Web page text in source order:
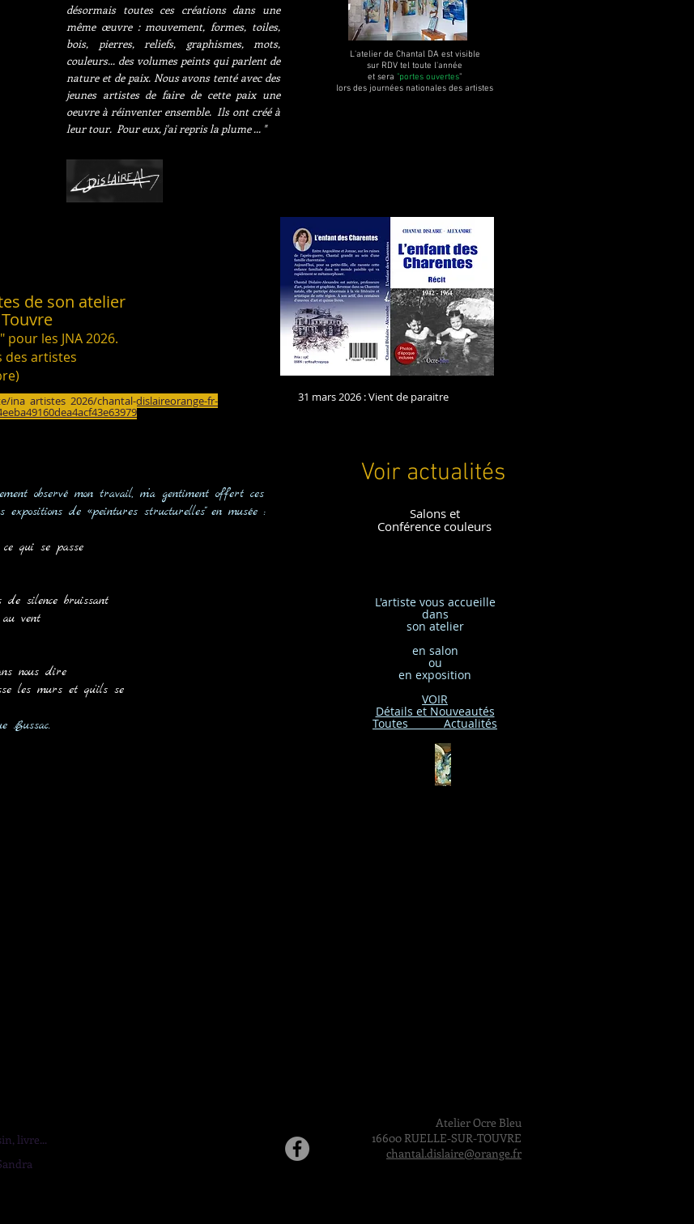
désormais toutes ces créations dans une
même œuvre : mouvement, formes, toiles,
bois, pierres, reliefs, graphismes, mots,
couleurs... des volumes peints qui parlent de
nature et de paix. Nous avons tenté avec des
jeunes artistes de faire de cette paix une
oeuvre à réinventer ensemble. Ils ont créé à
leur tour. Pour eux, j'ai repris la plume ... "
de son atelier
les JNA 2026.
des artistes
L'atelier de Chantal DA est visible
sur RDV tel toute l'année
et sera "portes ouvertes"
lors des journées nationales des artistes
31 mars 2026 : Vient de paraitre
chantal-dislaireorange-fr-
observé mon travail, m’a gentiment offert ces
expositions de «peintures structurelles" en musée :
qui se passe
de silence bruissant
au vent
nous dire
les murs et qu'ils se
.Bussac.
Voir actualités
Salons et
Conférence couleurs
L'artiste vous accueille
dans
son atelier
en salon
ou
en exposition
VOIR
Détails et Nouveautés
Toutes Actualités
Bouton
livre...
Atelier Ocre Bleu
16600 RUELLE-SUR-TOUVRE
chantal.dislaire@orange.fr